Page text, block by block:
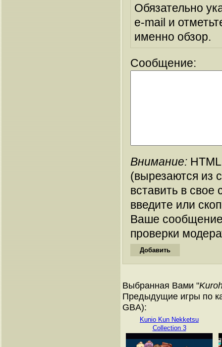
Обязательно
e-mail и
именно обзор.
Сообщение:
Внимание:
(вырезаются из
вставить в
введите или
Ваше
проверки
Выбранная Вами "
Предыдущие игры по
GBA):
Kunio Kun Nekketsu
Collection 3